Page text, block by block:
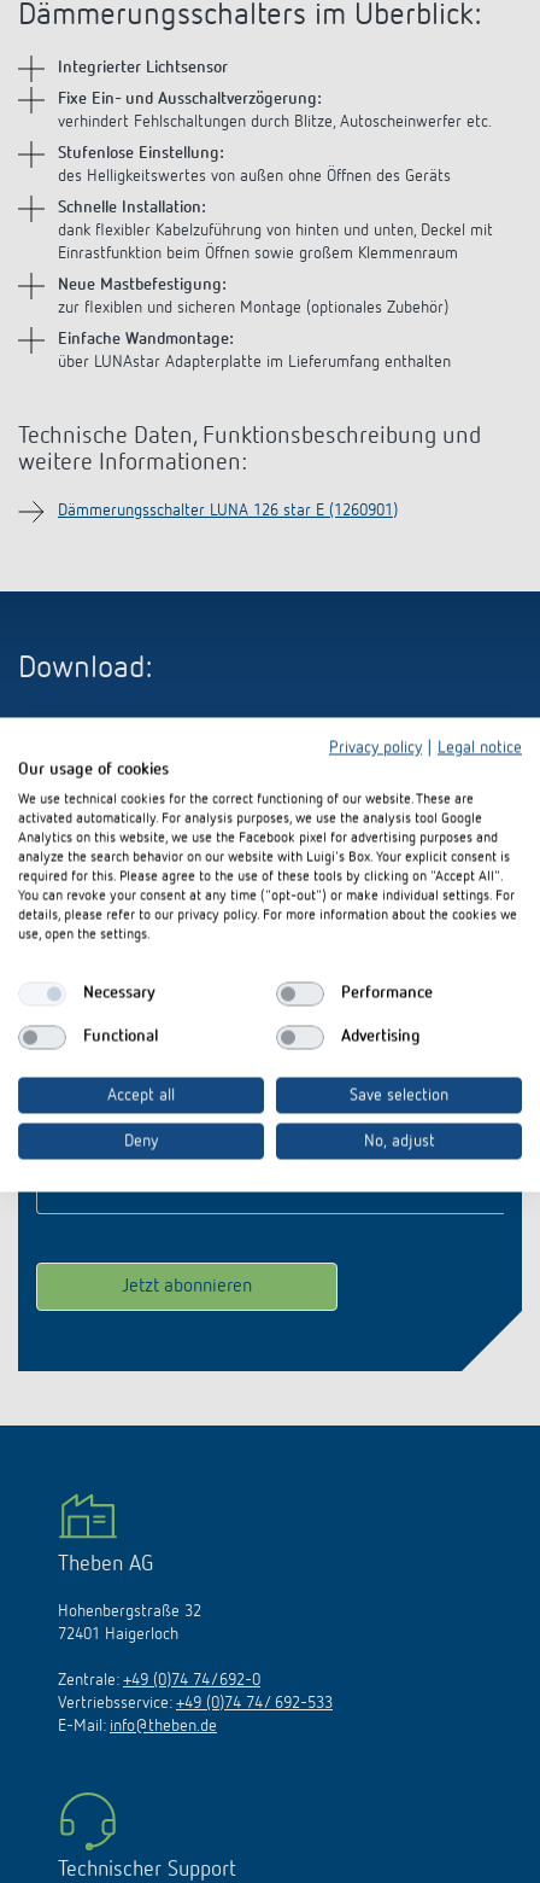
Anfahrt
Dämmerungsschalters im Überblick:
Integrierter Lichtsensor
Fixe Ein- und Ausschaltverzögerung:
verhindert Fehlschaltungen durch Blitze, Autoscheinwerfer etc.
Stufenlose Einstellung:
des Helligkeitswertes von außen ohne Öffnen des Geräts
Schnelle Installation:
dank flexibler Kabelzuführung von hinten und unten, Deckel mit
Einrastfunktion beim Öffnen sowie großem Klemmenraum
Neue Mastbefestigung:
zur flexiblen und sicheren Montage (optionales Zubehör)
Einfache Wandmontage:
über LUNAstar Adapterplatte im Lieferumfang enthalten
Technische Daten, Funktionsbeschreibung und
weitere Informationen:
Dämmerungsschalter LUNA 126 star E (1260901)
Download:
Produktsteckbrief (1 MB)
Bleiben Sie up-to-date mit
unserem Newsletter!
Theben AG
Hohenbergstraße 32
72401 Haigerloch
Zentrale: +49 (0)74 74/692-0
Vertriebsservice: +49 (0)74 74/ 692-533
E-Mail: info@theben.de
Technischer Support
Privacy policy
Legal notice
Our usage of cookies
We use technical cookies for the correct functioning of our website. These are
activated automatically. For analysis purposes, we use the analysis tool Google
Analytics on this website, we use the Facebook pixel for advertising purposes and
analyze the search behavior on our website with Luigi's Box. Your explicit consent is
required for this. Please agree to the use of these tools by clicking on "Accept All".
You can revoke your consent at any time ("opt-out") or make individual settings. For
details, please refer to our privacy policy. For more information about the cookies we
use, open the settings.
Necessary Performance
Functional Advertising
Accept all Save selection
Deny No, adjust